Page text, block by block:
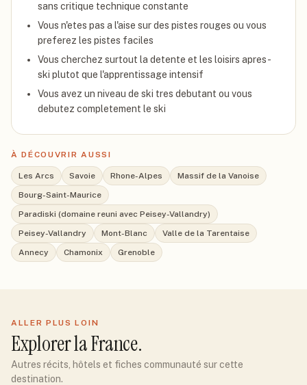
sans critique technique constante
Vous n'etes pas a l'aise sur des pistes rouges ou vous
preferez les pistes faciles
Vous cherchez surtout la detente et les loisirs apres-
ski plutot que l'apprentissage intensif
Vous avez un niveau de ski tres debutant ou vous
debutez completement le ski
À DÉCOUVRIR AUSSI
Les Arcs Savoie Rhone-Alpes
Massif de la Vanoise
Bourg-Saint-Maurice
Paradiski (domaine reuni avec Peisey-Vallandry)
Peisey-Vallandry
Mont-Blanc
Valle de la Tarentaise
Annecy
Chamonix Grenoble
ALLER PLUS LOIN
Explorerla France.
Autres récits, hôtels et fiches communauté sur cette
destination.